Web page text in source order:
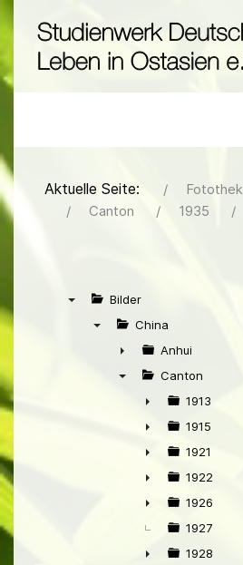
Aktuelle Seite: Fotothek
Canton
1935
Bilder
China
►
Anhui
Canton
►
1913
►
1915
►
1921
►
1922
►
1926
1927
1928